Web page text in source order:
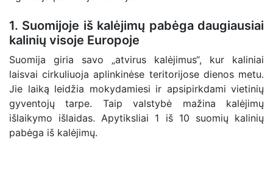
1. Suomijoje iš kalėjimų pabėga daugiausiai
kalinių visoje Europoje
Suomija giria savo „atvirus kalėjimus“, kur kaliniai
laisvai cirkuliuoja aplinkinėse teritorijose dienos metu.
Jie laiką leidžia mokydamiesi ir apsipirkdami vietinių
gyventojų tarpe. Taip valstybė mažina kalėjimų
išlaikymo išlaidas. Apytiksliai 1 iš 10 suomių kalinių
pabėga iš kalėjimų.